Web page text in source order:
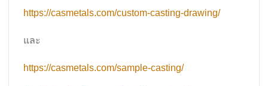
https://casmetals.com/custom-casting-drawing/
และ
https://casmetals.com/sample-casting/